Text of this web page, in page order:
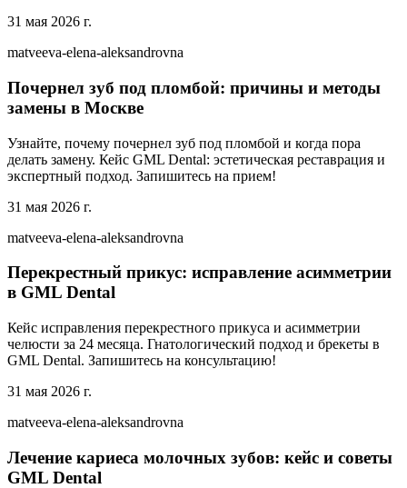
31 мая 2026 г.
matveeva-elena-aleksandrovna
Почернел зуб под пломбой: причины и методы
замены в Москве
Узнайте, почему почернел зуб под пломбой и когда пора
делать замену. Кейс GML Dental: эстетическая реставрация и
экспертный подход. Запишитесь на прием!
31 мая 2026 г.
matveeva-elena-aleksandrovna
Перекрестный прикус: исправление асимметрии
в GML Dental
Кейс исправления перекрестного прикуса и асимметрии
челюсти за 24 месяца. Гнатологический подход и брекеты в
GML Dental. Запишитесь на консультацию!
31 мая 2026 г.
matveeva-elena-aleksandrovna
Лечение кариеса молочных зубов: кейс и советы
GML Dental